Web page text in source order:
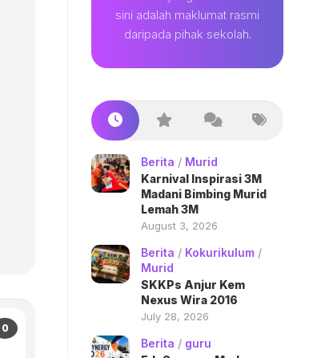
0
sini adalah maklumat rasmi
daripada pihak sekolah.
Berita / Murid
Karnival Inspirasi 3M
Madani Bimbing Murid
Lemah 3M
August 3, 2026
Berita / Kokurikulum /
Murid
SKKPs Anjur Kem
Nexus Wira 2016
July 28, 2026
Berita / guru